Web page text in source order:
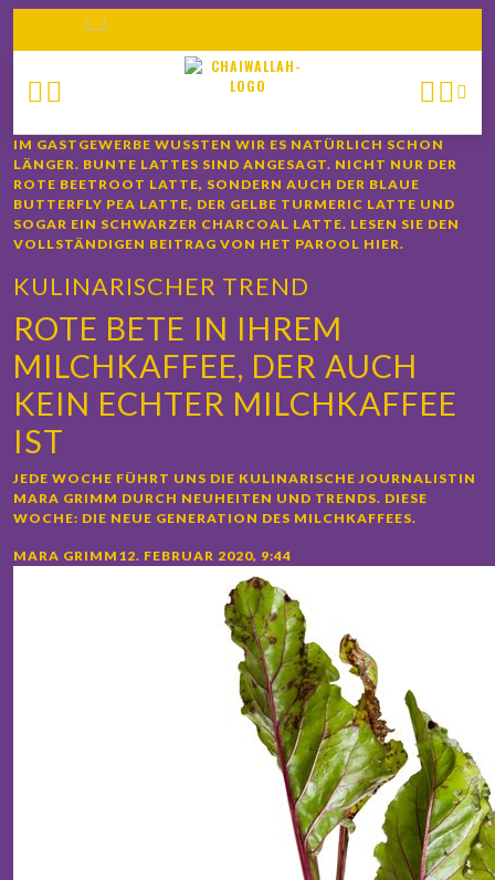
IM GASTGEWERBE WUSSTEN WIR ES NATÜRLICH SCHON
LÄNGER. BUNTE LATTES SIND ANGESAGT. NICHT NUR DER
ROTE BEETROOT LATTE, SONDERN AUCH DER BLAUE
BUTTERFLY PEA LATTE, DER GELBE TURMERIC LATTE UND
SOGAR EIN SCHWARZER CHARCOAL LATTE. LESEN SIE DEN
VOLLSTÄNDIGEN BEITRAG VON HET PAROOL HIER.
KULINARISCHER TREND
ROTE BETE IN IHREM
MILCHKAFFEE, DER AUCH
KEIN ECHTER MILCHKAFFEE
IST
JEDE WOCHE FÜHRT UNS DIE KULINARISCHE JOURNALISTIN
MARA GRIMM DURCH NEUHEITEN UND TRENDS. DIESE
WOCHE: DIE NEUE GENERATION DES MILCHKAFFEES.
MARA GRIMM 12. FEBRUAR 2020, 9:44